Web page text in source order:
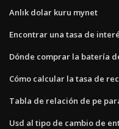
Anlık dolar kuru mynet
Encontrar una tasa de
Dónde comprar la batería
Cómo calcular la tasa de
Tabla de relación de pe
Usd al tipo de cambio de